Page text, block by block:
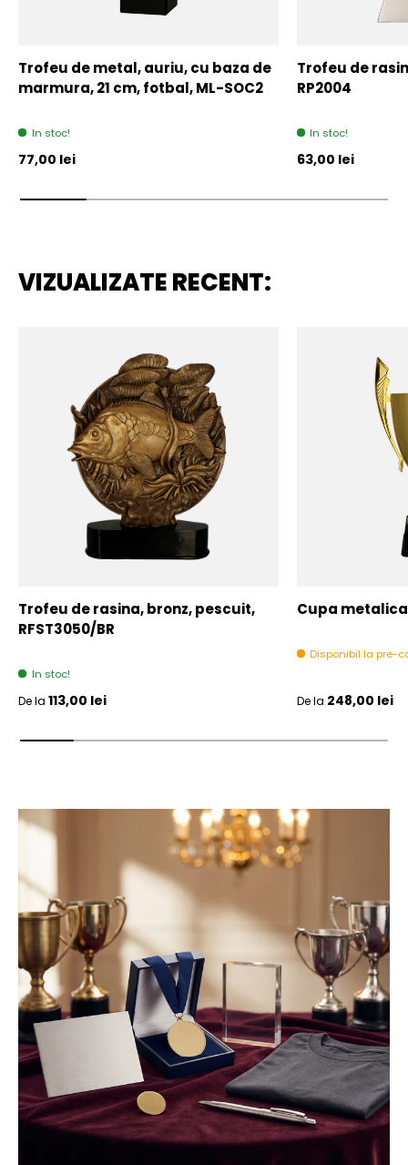
Trofeu de metal, auriu, cu baza de
marmura, 21 cm, fotbal, ML-SOC2
In stoc!
Pret initial
77,00 lei
Trofeu de
RP2004
In stoc!
Pret initial
63,00 lei
VIZUALIZATE RECENT:
Trofeu de rasina, bronz, pescuit,
RFST3050/BR
In stoc!
Pret initial
De la 113,00 lei
Cupa
Disponibil la pre-
Pret initial
De la 248,00 lei